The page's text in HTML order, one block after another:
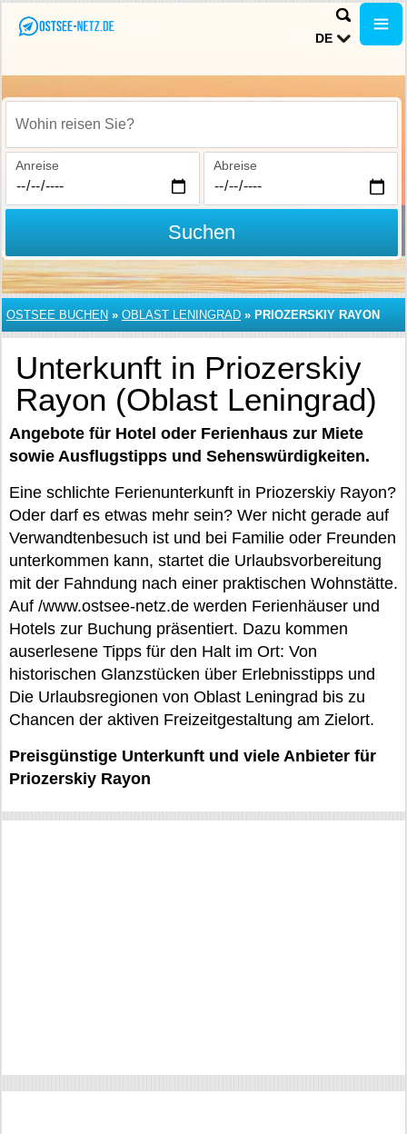
DE
Wohin reisen Sie?
Anreise Abreise
Suchen
OSTSEE BUCHEN » OBLAST LENINGRAD » PRIOZERSKIY RAYON
Unterkunft in Priozerskiy
Rayon (Oblast Leningrad)
Angebote für Hotel oder Ferienhaus zur Miete
sowie Ausflugstipps und Sehenswürdigkeiten.
Eine schlichte Ferienunterkunft in Priozerskiy Rayon?
Oder darf es etwas mehr sein? Wer nicht gerade auf
Verwandtenbesuch ist und bei Familie oder Freunden
unterkommen kann, startet die Urlaubsvorbereitung
mit der Fahndung nach einer praktischen Wohnstätte.
Auf /www.ostsee-netz.de werden Ferienhäuser und
Hotels zur Buchung präsentiert. Dazu kommen
auserlesene Tipps für den Halt im Ort: Von
historischen Glanzstücken über Erlebnisstipps und
Die Urlaubsregionen von Oblast Leningrad bis zu
Chancen der aktiven Freizeitgestaltung am Zielort.
Preisgünstige Unterkunft und viele Anbieter für
Priozerskiy Rayon